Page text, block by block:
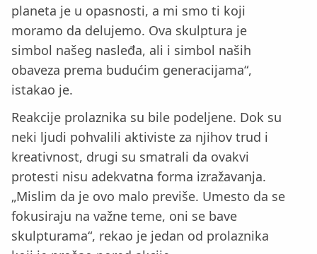
planeta je u opasnosti, a mi smo ti koji
moramo da delujemo. Ova skulptura je
simbol našeg nasleđa, ali i simbol naših
obaveza prema budućim generacijama“,
istakao je.
Reakcije prolaznika su bile podeljene. Dok su
neki ljudi pohvalili aktiviste za njihov trud i
kreativnost, drugi su smatrali da ovakvi
protesti nisu adekvatna forma izražavanja.
„Mislim da je ovo malo previše. Umesto da se
fokusiraju na važne teme, oni se bave
skulpturama“, rekao je jedan od prolaznika